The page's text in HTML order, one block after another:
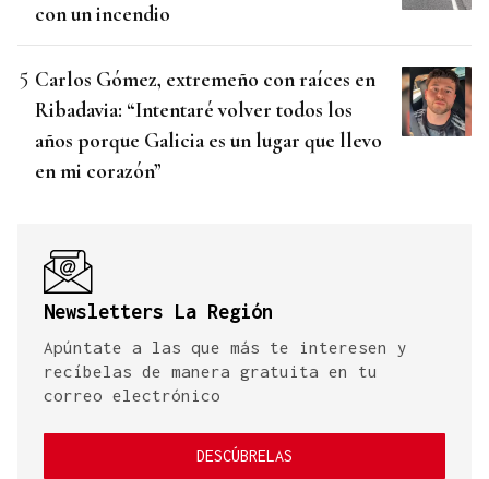
con un incendio
Carlos Gómez, extremeño con raíces en
Ribadavia: “Intentaré volver todos los
años porque Galicia es un lugar que llevo
en mi corazón”
Newsletters La Región
Apúntate a las que más te interesen y
recíbelas de manera gratuita en tu
correo electrónico
DESCÚBRELAS